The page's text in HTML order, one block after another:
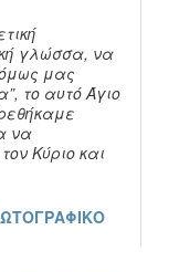
γλώσσα, να
μας
το αυτό Άγιο
να
Κύριο και